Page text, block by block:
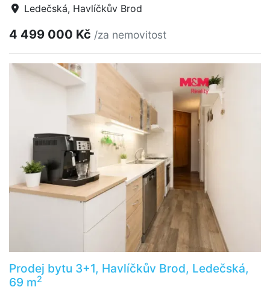
Ledečská, Havlíčkův Brod
4 499 000 Kč /za nemovitost
Prodej bytu 3+1, Havlíčkův Brod, Ledečská,
69 m2